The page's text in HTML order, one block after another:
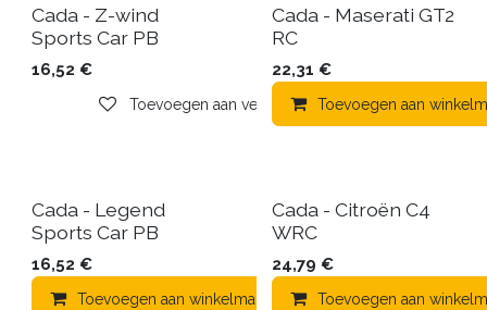
Cada - Z-wind
Sports Car PB
16,52 €
Toevoegen aan verlanglijst
Cada - Maserati GT2
RC
22,31 €
Toevoegen aan
Cada - Legend
Sports Car PB
16,52 €
Toevoegen aan winkelmandje Toevoegen
Cada - Citroën C4
WRC
24,79 €
Toevoegen aan